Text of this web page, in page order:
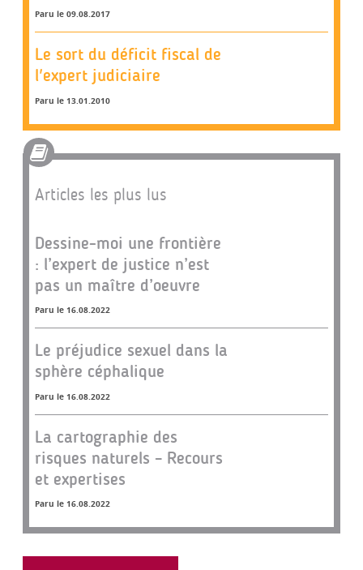
Paru le 09.08.2017
Le sort du déficit fiscal de
l'expert judiciaire
Paru le 13.01.2010
Articles les plus lus
Dessine-moi une frontière
: l’expert de justice n’est
pas un maître d’oeuvre
Paru le 16.08.2022
Le préjudice sexuel dans la
sphère céphalique
Paru le 16.08.2022
La cartographie des
risques naturels – Recours
et expertises
Paru le 16.08.2022